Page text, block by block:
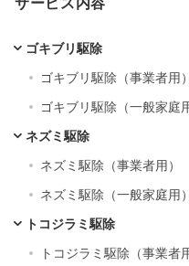
ゴキブリ駆除
ゴキブリ駆除（事業者用）
ゴキブリ駆除（一般家庭
ネズミ駆除
ネズミ駆除（事業者用）
ネズミ駆除（一般家庭用）
トコジラミ駆除
トコジラミ駆除（事業者